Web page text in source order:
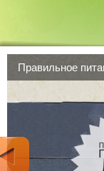
Правильное